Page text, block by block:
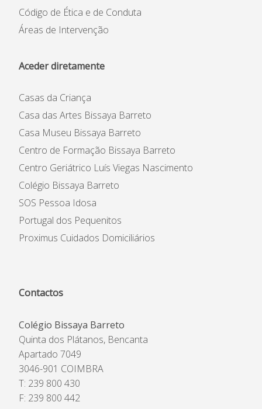
Código de Ética e de Conduta
Áreas de Intervenção
Aceder diretamente
Casas da Criança
Casa das Artes Bissaya Barreto
Casa Museu Bissaya Barreto
Centro de Formação Bissaya Barreto
Centro Geriátrico Luís Viegas Nascimento
Colégio Bissaya Barreto
SOS Pessoa Idosa
Portugal dos Pequenitos
Proximus Cuidados Domiciliários
Contactos
Colégio Bissaya Barreto
Quinta dos Plátanos, Bencanta
Apartado 7049
3046-901 COIMBRA
T: 239 800 430
F: 239 800 442